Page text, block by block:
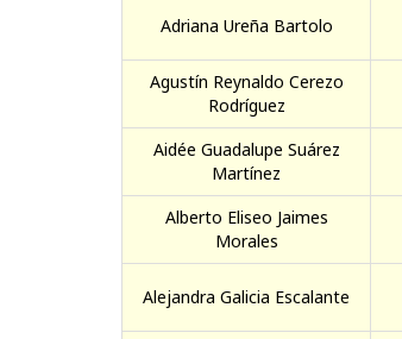
Adriana Ureña Bartolo
Agustín Reynaldo Cerezo
Rodríguez
Aidée Guadalupe Suárez
Martínez
Alberto Eliseo Jaimes
Morales
Alejandra Galicia Escalante